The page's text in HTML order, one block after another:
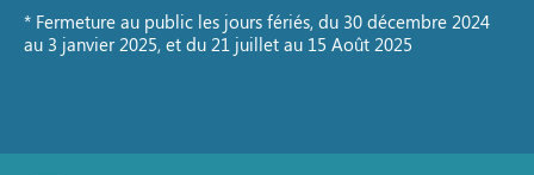
* Fermeture au public les jours fériés, du 30 décembre 2024
au 3 janvier 2025, et du 21 juillet au 15 Août 2025